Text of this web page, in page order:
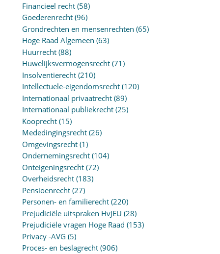
Financieel recht(58)
Goederenrecht(96)
Grondrechten en mensenrechten (65)
Hoge Raad Algemeen (63)
Huurrecht(88)
Huwelijksvermogensrecht(71)
Insolventierecht(210)
Intellectuele-eigendomsrecht(120)
Internationaal privaatrecht(89)
Internationaal publiekrecht(25)
Kooprecht(15)
Mededingingsrecht(26)
Omgevingsrecht(1)
Ondernemingsrecht(104)
Onteigeningsrecht(72)
Overheidsrecht(183)
Pensioenrecht(27)
Personen- en familierecht(220)
Prejudiciële uitspraken HvJEU (28)
Prejudiciële vragen Hoge Raad (153)
Privacy -AVG (5)
Proces- en beslagrecht(906)